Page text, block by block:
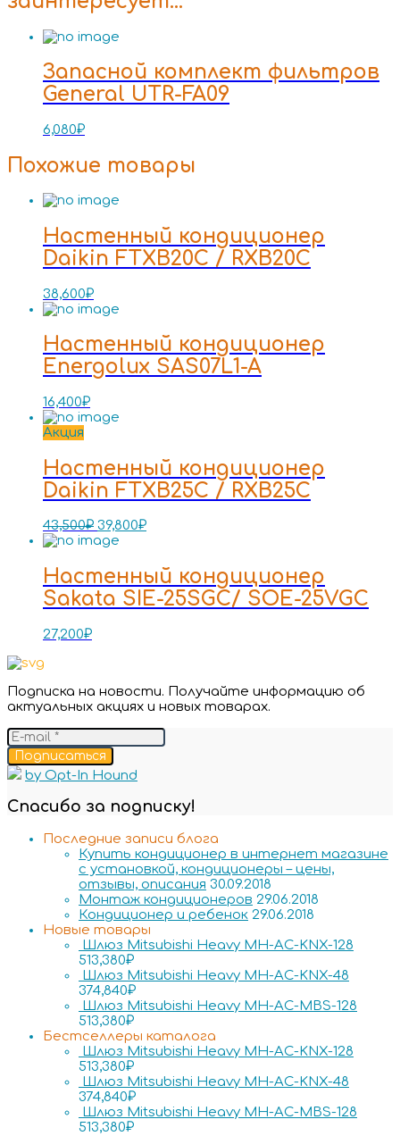
Запасной комплект фильтров
General UTR-FA09
6,080₽
Похожие товары
Настенный кондиционер
Daikin FTXB20C / RXB20C
38,600₽
Настенный кондиционер
Energolux SAS07L1-A
16,400₽
Акция
Настенный кондиционер
Daikin FTXB25C / RXB25C
43,500₽ 39,800₽
Настенный кондиционер
Sakata SIE-25SGC/ SOE-25VGC
27,200₽
Подписка на новости. Получайте информацию об
актуальных акциях и новых товарах.
Подписаться
by Opt-In Hound
Спасибо за подписку!
Последние записи блога
Купить кондиционер в интернет магазине
с установкой, кондиционеры – цены,
отзывы, описания 30.09.2018
Монтаж кондиционеров 29.06.2018
Кондиционер и ребенок 29.06.2018
Новые товары
Шлюз Mitsubishi Heavy MH-AC-KNX-128
513,380₽
Шлюз Mitsubishi Heavy MH-AC-KNX-48
374,840₽
Шлюз Mitsubishi Heavy MH-AC-MBS-128
513,380₽
Бестселлеры каталога
Шлюз Mitsubishi Heavy MH-AC-KNX-128
513,380₽
Шлюз Mitsubishi Heavy MH-AC-KNX-48
374,840₽
Шлюз Mitsubishi Heavy MH-AC-MBS-128
513,380₽